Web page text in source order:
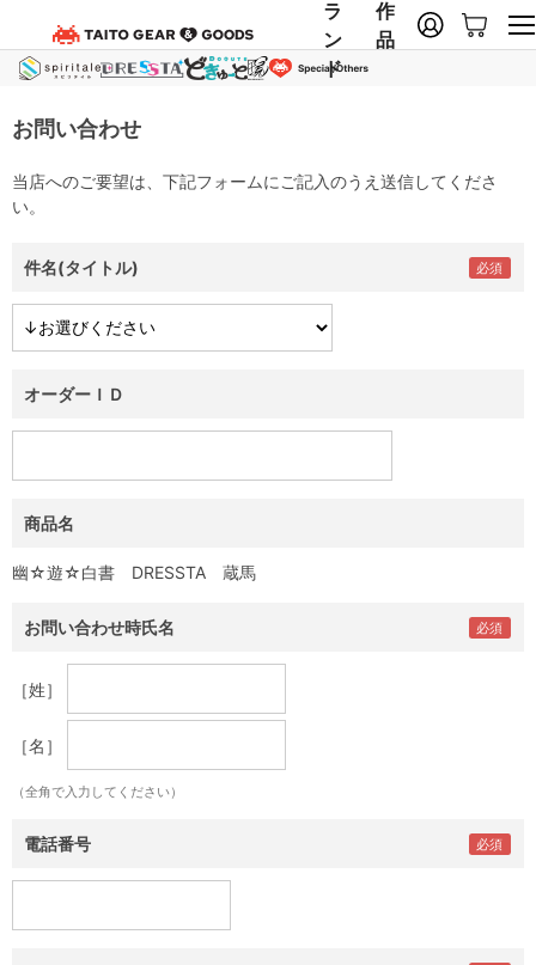
ラ
ン
ド
作
品
お問い合わせ
当店へのご要望は、下記フォームにご記入のうえ送信してくださ
い。
件名(タイトル)
オーダーＩＤ
商品名
幽☆遊☆白書 DRESSTA 蔵馬
お問い合わせ時氏名
［姓］
［名］
（全角で入力してください）
電話番号